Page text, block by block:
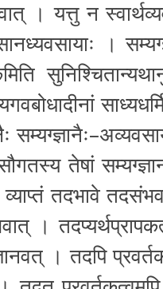
। यत्तु न
।
तेषां
त­द­भा­वे
।
। तदपि प्रवर्त